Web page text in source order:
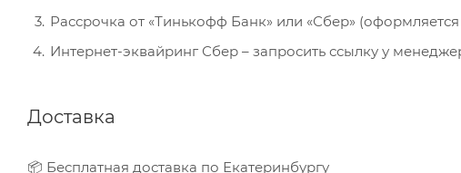
Рассрочка от «Тинькофф Банк» или «Сбер»
Интернет-эквайринг Сбер – запросить ссылку у
Доставка
📦 Бесплатная доставка по Екатеринбургу